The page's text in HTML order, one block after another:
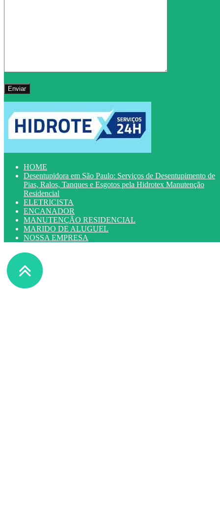
HOME
Desentupidora em São Paulo: Serviços de Desentupimento de
Pias, Ralos, Tanques e Esgotos pela Hidrotex Manutenção
Residencial
ELETRICISTA
ENCANADOR
MANUTENÇÃO RESIDENCIAL
MARIDO DE ALUGUEL
NOSSA EMPRESA